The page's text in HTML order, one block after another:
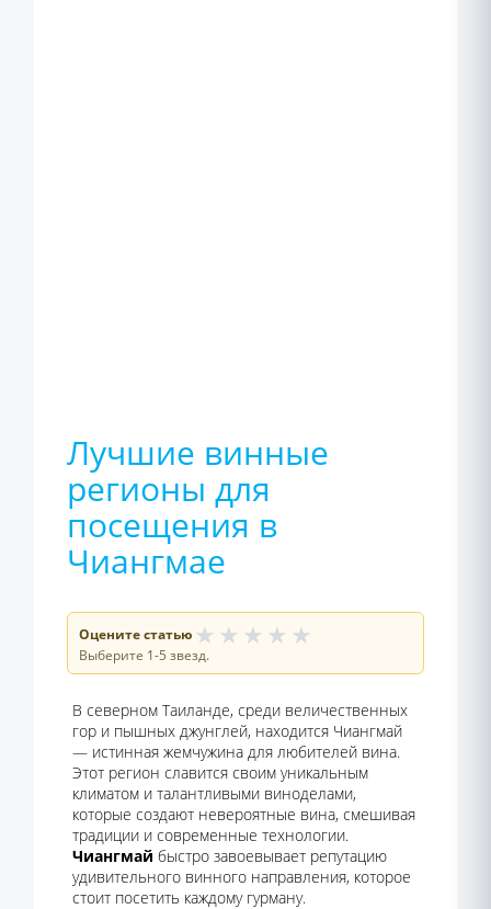
Лучшие винные
регионы для
посещения в
Чиангмае
Оцените статью ★ ★ ★ ★ ★
Выберите 1-5 звезд.
В северном Таиланде, среди величественных
гор и пышных джунглей, находится Чиангмай
— истинная жемчужина для любителей вина.
Этот регион славится своим уникальным
климатом и талантливыми виноделами,
которые создают невероятные вина, смешивая
традиции и современные технологии.
Чиангмай быстро завоевывает репутацию
удивительного винного направления, которое
стоит посетить каждому гурману.